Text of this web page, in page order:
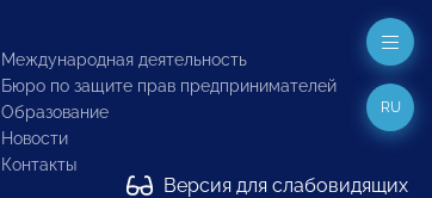
Международная деятельность
Бюро по защите прав предпринимателей
Образование
Новости
Контакты
Версия для слабовидящих
RU